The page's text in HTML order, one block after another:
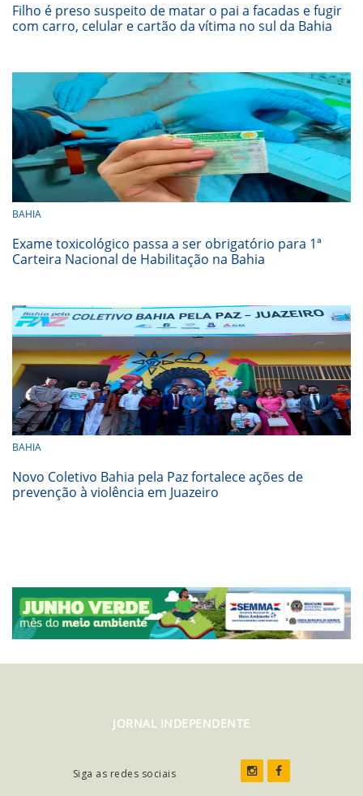
Filho é preso suspeito de matar o pai a facadas e fugir
com carro, celular e cartão da vítima no sul da Bahia
BAHIA
Exame toxicológico passa a ser obrigatório para 1ª
Carteira Nacional de Habilitação na Bahia
BAHIA
Novo Coletivo Bahia pela Paz fortalece ações de
prevenção à violência em Juazeiro
JORNAL INDEPENDENTE
Siga as redes sociais